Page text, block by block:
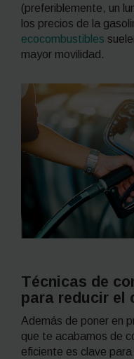
(preferiblemente, un
los precios de la
ecocombustibles
mayor movilidad.
Técnicas de
para reducir el
Además de poner en
que te acabamos de
eficiente es clave